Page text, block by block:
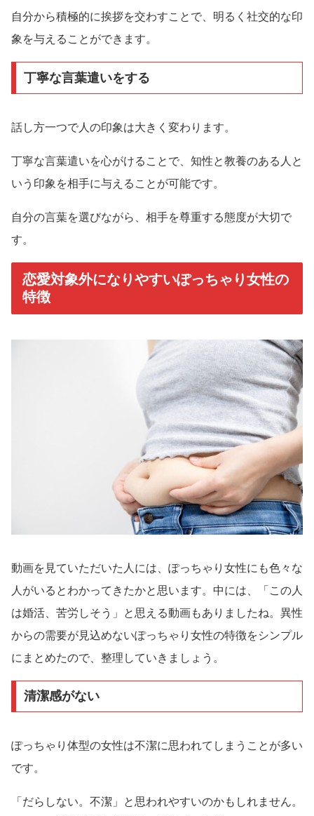
自分から積極的に挨拶を交わすことで、明るく社交的な印
象を与えることができます。
丁寧な言葉遣いをする
話し方一つで人の印象は大きく変わります。
丁寧な言葉遣いを心がけることで、知性と教養のある人と
いう印象を相手に与えることが可能です。
自分の言葉を選びながら、相手を尊重する態度が大切で
す。
恋愛対象外になりやすいぽっちゃり女性の
特徴
動画を見ていただいた人には、ぽっちゃり女性にも色々な
人がいるとわかってきたかと思います。中には、「この人
は婚活、苦労しそう」と思える動画もありましたね。異性
からの需要が見込めないぽっちゃり女性の特徴をシンプル
にまとめたので、整理していきましょう。
清潔感がない
ぽっちゃり体型の女性は不潔に思われてしまうことが多い
です。
「だらしない。不潔」と思われやすいのかもしれません。